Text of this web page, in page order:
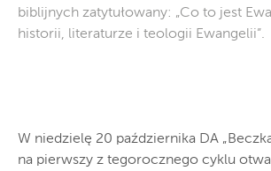
biblijnych zatytułowany: „Co to jest
historii, literaturze i teologii Ewangelii”.
W niedzielę 20 października DA
na pierwszy z tegorocznego cyklu